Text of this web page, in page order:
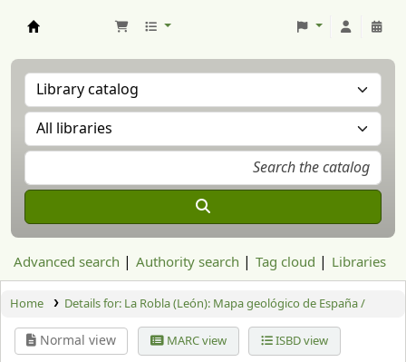
Advanced search Authority search Tag cloud Libraries
Home Details for: La Robla (León): Mapa geológico de España /
Normal view MARC view ISBD view